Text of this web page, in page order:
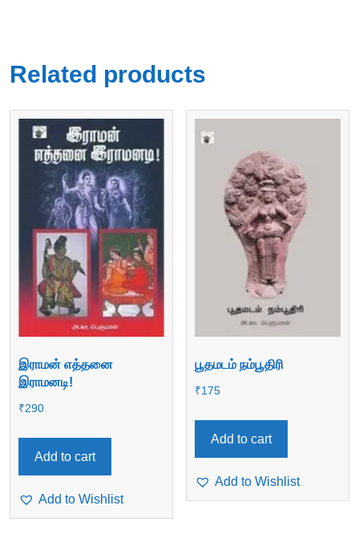
Related products
இராமன் எத்தனை
இராமனடி!
₹290
Add to cart
Add to Wishlist
பூதமடம் நம்பூதிரி
₹175
Add to cart
Add to Wishlist